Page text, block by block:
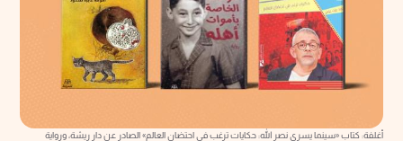
أغلفة: كتاب «سينما يسري نصر الله: حكايات ترغب في احتضان العالم» الصادر عن دار ريشة، ورواية